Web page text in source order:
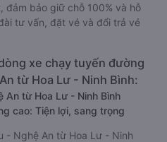
đảm bảo giữ chỗ 100% và hỗ
tư vấn, đặt vé và đổi trả vé
xe chạy tuyến đường
từ Hoa Lư - Ninh Bình:
An từ Hoa Lư - Ninh Bình
cao: Tiện lợi, sang trọng
- Nghệ An từ Hoa Lư - Ninh